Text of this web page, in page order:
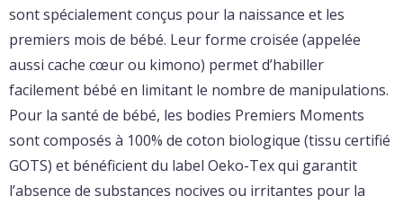
sont spécialement conçus pour la naissance et les
premiers mois de bébé. Leur forme croisée (appelée
aussi cache cœur ou kimono) permet d’habiller
facilement bébé en limitant le nombre de manipulations.
Pour la santé de bébé, les bodies Premiers Moments
sont composés à 100% de coton biologique (tissu certifié
GOTS) et bénéficient du label Oeko-Tex qui garantit
l’absence de substances nocives ou irritantes pour la